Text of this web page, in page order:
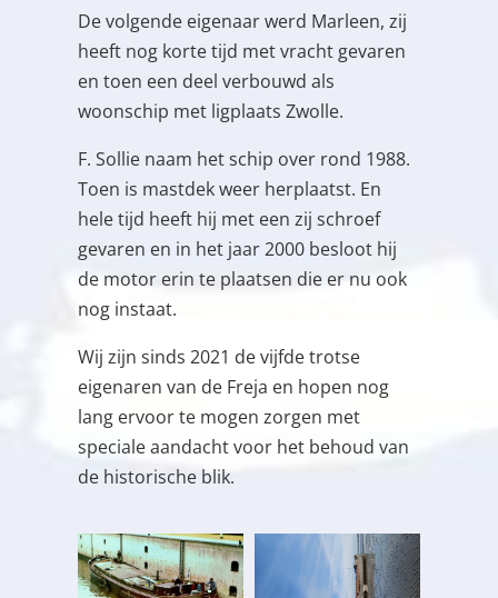
De volgende eigenaar werd Marleen, zij
heeft nog korte tijd met vracht gevaren
en toen een deel verbouwd als
woonschip met ligplaats Zwolle.
F. Sollie naam het schip over rond 1988.
Toen is mastdek weer herplaatst. En
hele tijd heeft hij met een zij schroef
gevaren en in het jaar 2000 besloot hij
de motor erin te plaatsen die er nu ook
nog instaat.
Wij zijn sinds 2021 de vijfde trotse
eigenaren van de Freja en hopen nog
lang ervoor te mogen zorgen met
speciale aandacht voor het behoud van
de historische blik.